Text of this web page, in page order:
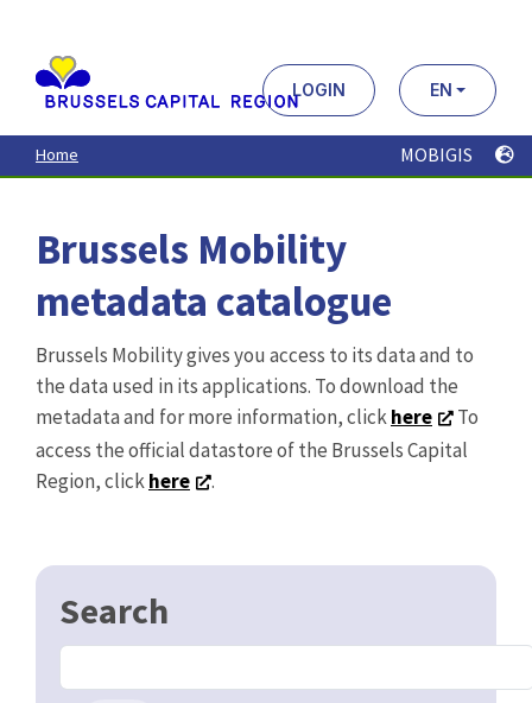
contenu
principal
LOGIN EN
Home MOBIGIS
Brussels Mobility
metadata catalogue
Brussels Mobility gives you access to its data and to
the data used in its applications. To download the
metadata and for more information, clickhere
To
access the official datastore of the Brussels Capital
Region, clickhere .
Search